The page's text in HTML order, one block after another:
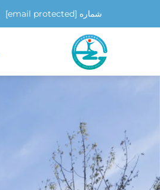
شماره D-U-N-S® ۵۲۹۴۸۷۹۰۲ [email protected]